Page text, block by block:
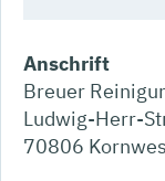
Anschrift
Breuer
Ludwig-Herr-
70806